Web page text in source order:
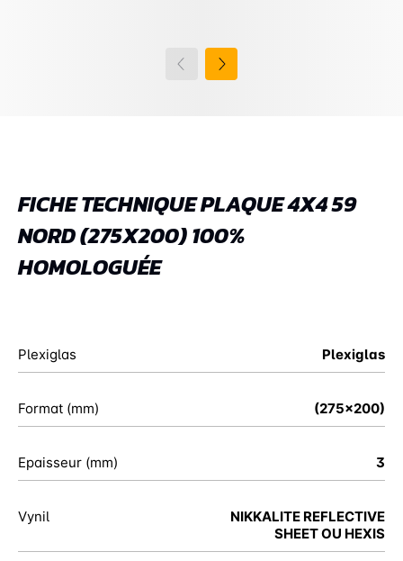
FICHE TECHNIQUE PLAQUE 4X4 59
NORD (275X200) 100%
HOMOLOGUÉE
Plexiglas Plexiglas
Format (mm) (275x200)
Epaisseur (mm) 3
Vynil
NIKKALITE REFLECTIVE
SHEET OU HEXIS